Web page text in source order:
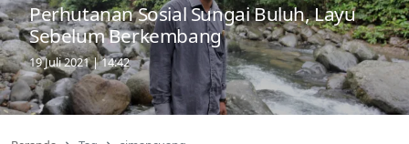
Perhutanan Sosial Sungai Buluh, Layu
Sebelum Berkembang
19 Juli 2021 | 14:42